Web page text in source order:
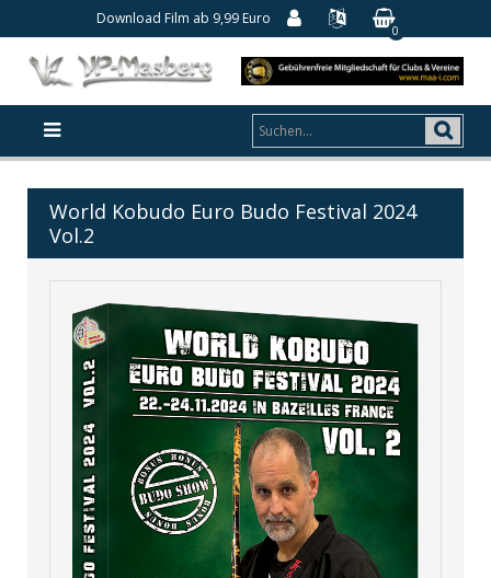
Download Film ab 9,99 Euro
0
World Kobudo Euro Budo Festival 2024
Vol.2